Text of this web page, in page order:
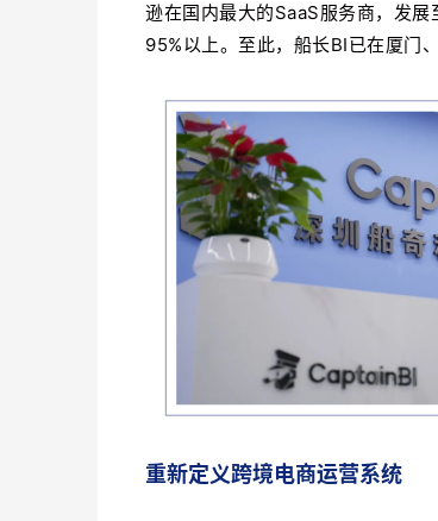
逊在国内最大的SaaS服务商，发
95%以上。至此，船长BI已在厦门
重新定义跨境电商运营系统